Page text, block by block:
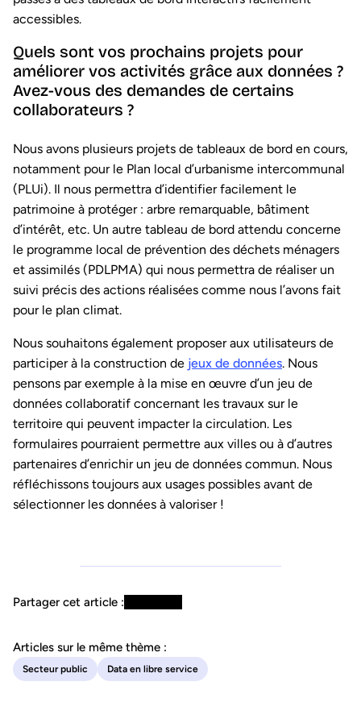
accessibles.
Quels sont vos prochains projets pour
améliorer vos activités grâce aux données ?
Avez-vous des demandes de certains
collaborateurs ?
Nous avons plusieurs projets de tableaux de bord en cours,
notamment pour le Plan local d’urbanisme intercommunal
(PLUi). Il nous permettra d’identifier facilement le
patrimoine à protéger : arbre remarquable, bâtiment
d’intérêt, etc. Un autre tableau de bord attendu concerne
le programme local de prévention des déchets ménagers
et assimilés (PDLPMA) qui nous permettra de réaliser un
suivi précis des actions réalisées comme nous l’avons fait
pour le plan climat.
Nous souhaitons également proposer aux utilisateurs de
participer à la construction de jeux de données. Nous
pensons par exemple à la mise en œuvre d’un jeu de
données collaboratif concernant les travaux sur le
territoire qui peuvent impacter la circulation. Les
formulaires pourraient permettre aux villes ou à d’autres
partenaires d’enrichir un jeu de données commun. Nous
réfléchissons toujours aux usages possibles avant de
sélectionner les données à valoriser !
Partager cet article :
Articles sur le même thème :
Secteur public Data en libre service